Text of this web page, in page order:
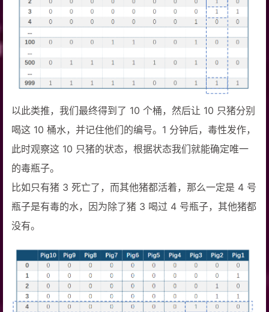
以此类推，我们最终得到了 10 个桶，然后让 10 只猪分别
喝这 10 桶水，并记住他们的编号。1 分钟后，毒性发作，
此时观察这 10 只猪的状态，根据状态我们就能确定唯一
的毒瓶子。
比如只有猪 3 死亡了，而其他猪都活着，那么一定是 4 号
瓶子是有毒的水，因为除了猪 3 喝过 4 号瓶子，其他猪都
没有。